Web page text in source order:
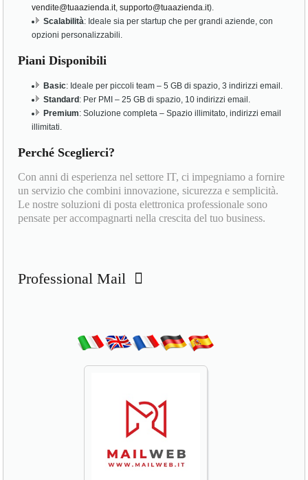
vendite@tuaazienda.it,supporto@tuaazienda.it).
Scalabilità: Ideale sia per startup che per grandi aziende, con
opzioni personalizzabili.
Piani Disponibili
Basic: Ideale per piccoli team – 5 GB di spazio, 3 indirizzi email.
Standard : Per PMI – 25 GB di spazio, 10 indirizzi email.
Premium: Soluzione completa – Spazio illimitato, indirizzi email
illimitati.
Perché Sceglierci?
Con anni di esperienza nel settore IT, ci impegniamo a fornire
un servizio che combini innovazione, sicurezza e semplicità.
Le nostre soluzioni di posta elettronica professionale sono
pensate per accompagnarti nella crescita del tuo business.
Professional Mail